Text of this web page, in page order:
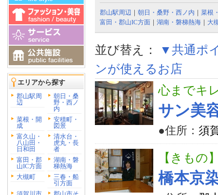
エリアから探す
郡山駅周
辺
朝日・桑
野・西ノ
内
菜根・開
成
安積町・
図景
富久山・
八山田・
日和田
清水台・
虎丸・長
者
富田・郡
山IC方面
湖南・磐
梯熱海
大槻町
三春・船
引方面
郡山駅周辺 ｜ 朝日・桑野・西ノ内 ｜ 菜根
富田・郡山IC方面 ｜ 湖南・磐梯熱海 ｜ 大
並び替え：
▼共通ポ
ンが使えるお店
心までキ
サン美
●住所： 須
【きもの
橋本京